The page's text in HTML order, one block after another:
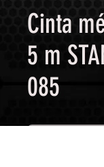
Cinta
5 m
085